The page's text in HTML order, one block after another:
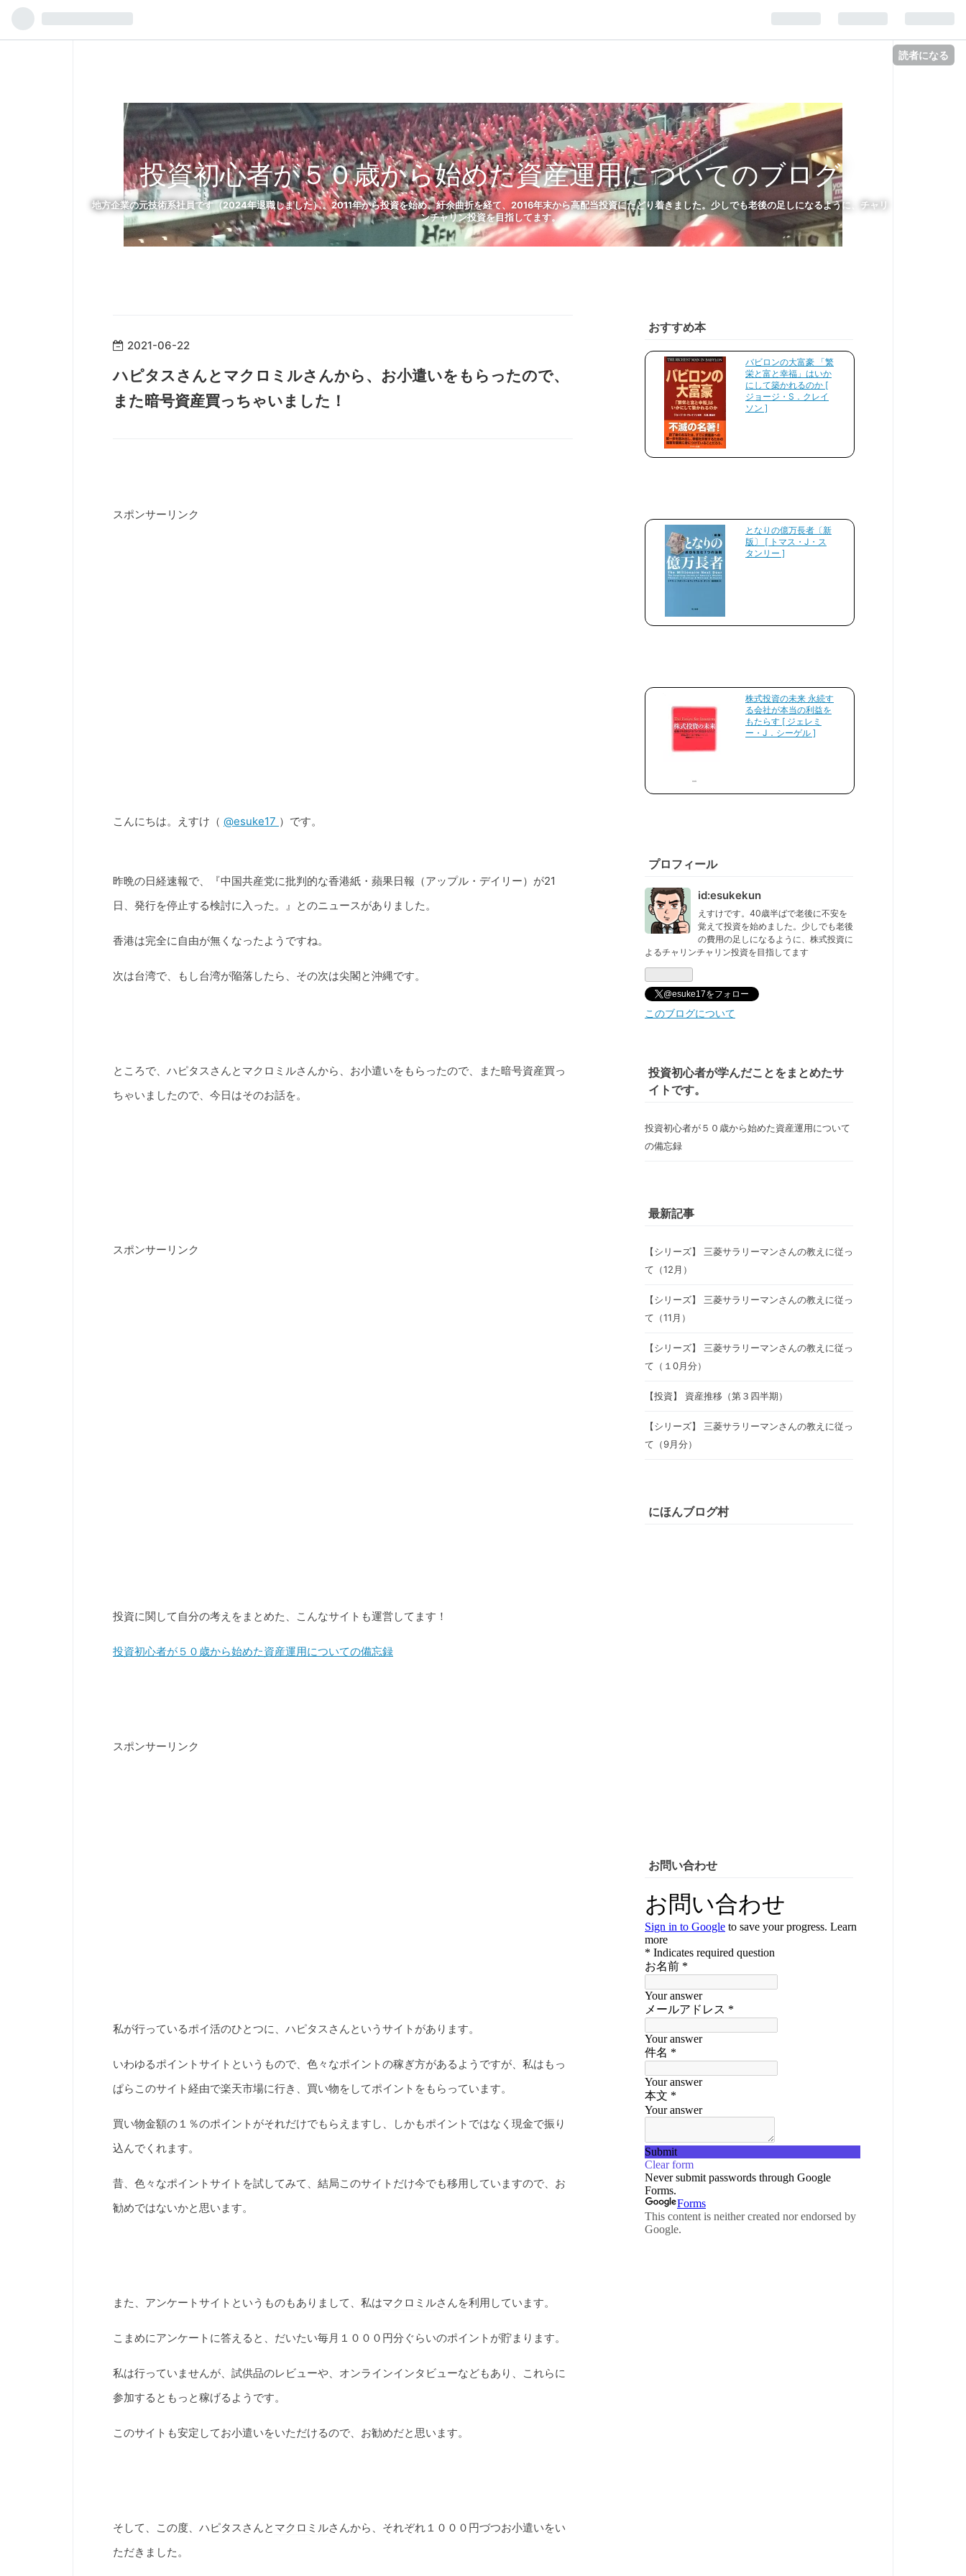
読者になる
投資初心者が５０歳から始めた資産運用についてのブログ
地方企業の元技術系社員です（2024年退職しました）。2011年から投資を始め、紆余曲折を経て、2016年末から高配当投資にたどり着きました。少しでも老後の足しになるように、チャリ
ンチャリン投資を目指してます。
2021-06-22
ハピタスさんとマクロミルさんから、お小遣いをもらったので、
また暗号資産買っちゃいました！
スポンサーリンク
こんにちは。えすけ（ @esuke17 ）です。
昨晩の日経速報で、『中国共産党に批判的な香港紙・ 蘋果日報 （アップル・デイリー）が21
日、発行を停止する検討に入った。』とのニュースがありました。
香港は完全に自由が無くなったようですね。
次は台湾で、もし台湾が陥落したら、その次は尖閣と沖縄です。
ところで、ハピタスさんと マクロミルさんから、お小遣いをもらったので、また暗号資産買っ
ちゃいましたので、今日はそのお話を。
スポンサーリンク
投資に関して自分の考えをまとめた、こんなサイトも運営してます！
投資初心者が５０歳から始めた資産運用についての備忘録
スポンサーリンク
私が行っているポイ活のひとつに、ハピタスさんというサイトがあります。
いわゆるポイントサイトというもので、色々なポイントの稼ぎ方があるようですが、私はもっ
ぱらこのサイト経由で楽天市場に行き、買い物をしてポイントをもらっています。
買い物金額の１％のポイントがそれだけでもらえますし、しかもポイントではなく現金で振り
込んでくれます。
昔、色々なポイントサイトを試してみて、結局このサイトだけ今でも移用していますので、お
勧めではないかと思います。
また、アンケートサイトというものもありまして、私はマクロミルさんを利用しています。
こまめにアンケートに答えると、だいたい毎月１０００円分ぐらいのポイントが貯まります。
私は行っていませんが、試供品のレビューや、オンラインインタビューなどもあり、これらに
参加するともっと稼げるようです。
このサイトも安定してお小遣いをいただけるので、お勧めだと思います。
そして、この度、ハピタスさんと マクロミルさんから、それぞれ１０００円づつお小遣いをい
ただきました。
おすすめ本
バビロンの大富豪 「繁
栄と富と幸福」はいか
にして築かれるのか [
ジョージ・S．クレイ
ソン ]
となりの億万長者〔新
版〕 [ トマス・J・ス
タンリー ]
株式投資の未来 永続す
る会社が本当の利益を
もたらす [ ジェレミ
ー・J．シーゲル ]
プロフィール
id:esukekun
えすけです。40歳半ばで老後に不安を
覚えて投資を始めました。少しでも老後
の費用の足しになるように、株式投資に
よるチャリンチャリン投資を目指してます
@esuke17をフォロー
このブログについて
投資初心者が学んだことをまとめたサ
イトです。
投資初心者が５０歳から始めた資産運用について
の備忘録
最新記事
【シリーズ】 三菱サラリーマンさんの教えに従っ
て（12月）
【シリーズ】 三菱サラリーマンさんの教えに従っ
て（11月）
【シリーズ】 三菱サラリーマンさんの教えに従っ
て（１0月分）
【投資】 資産推移（第３四半期）
【シリーズ】 三菱サラリーマンさんの教えに従っ
て（9月分）
にほんブログ村
お問い合わせ